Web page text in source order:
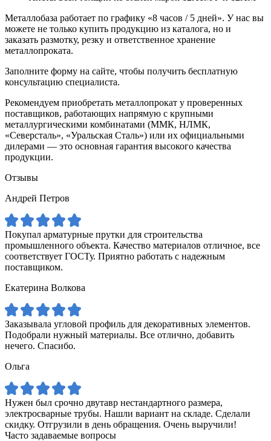
Металлобаза работает по графику «8 часов / 5 дней». У нас вы
можете не только купить продукцию из каталога, но и
заказать размотку, резку и ответственное хранение
металлопроката.
Заполните форму на сайте, чтобы получить бесплатную
консультацию специалиста.
Рекомендуем приобретать металлопрокат у проверенных
поставщиков, работающих напрямую с крупными
металлургическими комбинатами (ММК, НЛМК,
«Северсталь», «Уральская Сталь») или их официальными
дилерами — это основная гарантия высокого качества
продукции.
Отзывы
Андрей Петров
Покупал арматурные прутки для строительства
промышленного объекта. Качество материалов отличное, все
соответствует ГОСТу. Приятно работать с надежным
поставщиком.
Екатерина Волкова
Заказывала угловой профиль для декоративных элементов.
Подобрали нужный материалы. Все отлично, добавить
нечего. Спасибо.
Ольга
Нужен был срочно двутавр нестандартного размера,
электросварные трубы. Нашли вариант на складе. Сделали
скидку. Отгрузили в день обращения. Очень выручили!
Часто задаваемые вопросы